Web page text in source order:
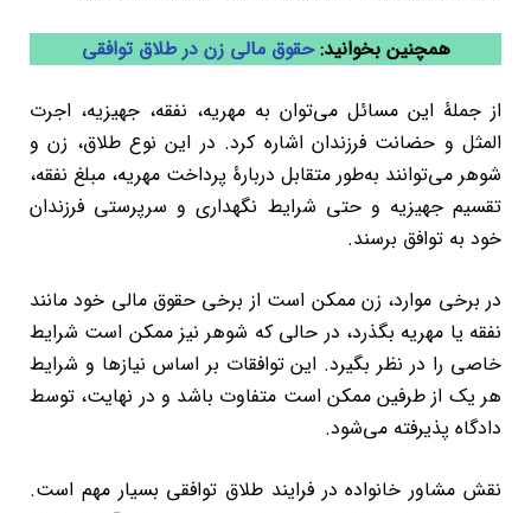
همچنین بخوانید:حقوق مالی زن در طلاق توافقی
از جملۀ این مسائل می‌توان به مهریه، نفقه، جهیزیه، اجرت
المثل و حضانت فرزندان اشاره کرد. در این نوع طلاق، زن و
شوهر می‌توانند به‌طور متقابل دربارۀ پرداخت مهریه، مبلغ نفقه،
تقسیم جهیزیه و حتی شرایط نگهداری و سرپرستی فرزندان
خود به توافق برسند.
در برخی موارد، زن ممکن است از برخی حقوق مالی خود مانند
نفقه یا مهریه بگذرد، در حالی که شوهر نیز ممکن است شرایط
خاصی را در نظر بگیرد. این توافقات بر اساس نیازها و شرایط
هر یک از طرفین ممکن است متفاوت باشد و در نهایت، توسط
دادگاه پذیرفته می‌شود.
نقش مشاور خانواده در فرایند طلاق توافقی بسیار مهم است.